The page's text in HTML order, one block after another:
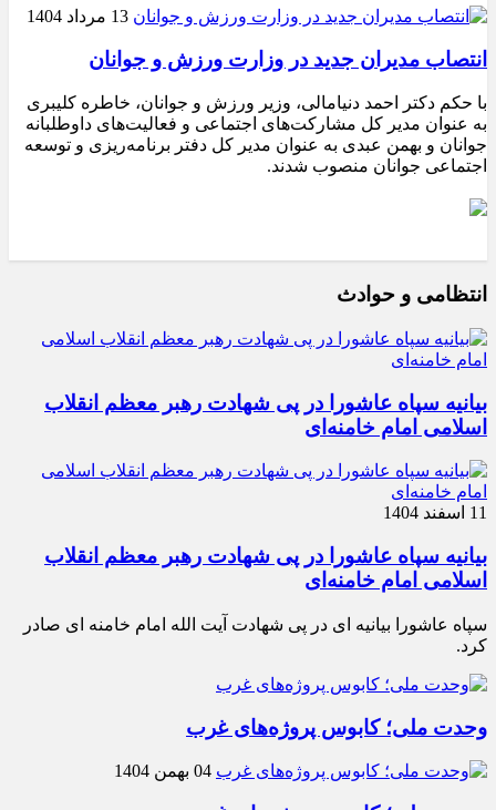
13 مرداد 1404
انتصاب مدیران جدید در وزارت ورزش و جوانان
با حکم دکتر احمد دنیامالی، وزیر ورزش و جوانان، خاطره کلیبری
به عنوان مدیر کل مشارکت‌های اجتماعی و فعالیت‌های داوطلبانه
جوانان و بهمن عبدی به عنوان مدیر کل دفتر برنامه‌ریزی و توسعه
اجتماعی جوانان منصوب شدند.
انتظامی و حوادث
بیانیه سپاه عاشورا در پی شهادت رهبر معظم انقلاب
اسلامی امام خامنه‌ای
11 اسفند 1404
بیانیه سپاه عاشورا در پی شهادت رهبر معظم انقلاب
اسلامی امام خامنه‌ای
سپاه عاشورا بیانیه ای در پی شهادت آیت الله امام خامنه ای صادر
کرد.
وحدت ملی؛ کابوس پروژه‌های غرب
04 بهمن 1404